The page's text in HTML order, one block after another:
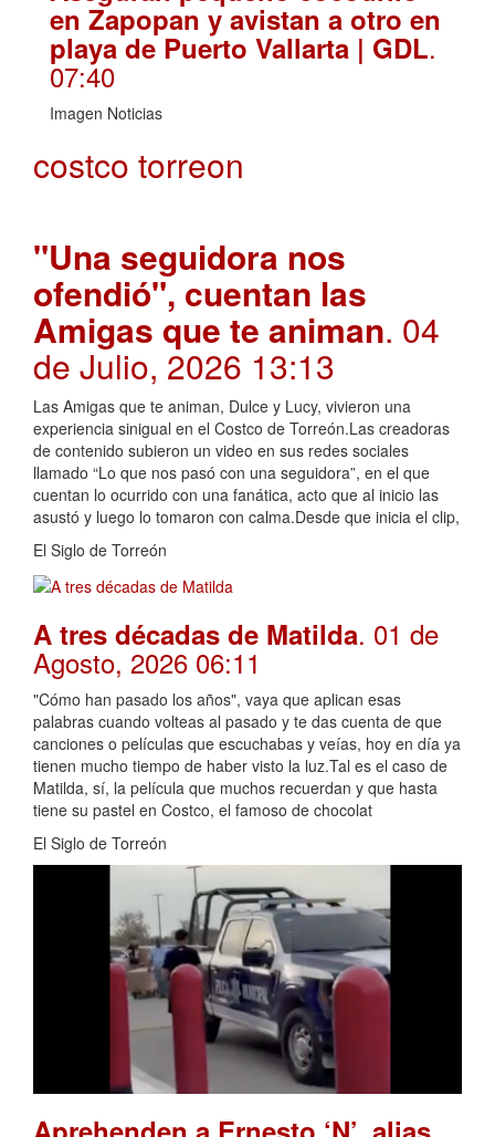
en Zapopan y avistan a otro en
playa de Puerto Vallarta | GDL.
07:40
Imagen Noticias
costco torreon
"Una seguidora nos
ofendió", cuentan las
Amigas que te animan. 04
de Julio, 2026 13:13
Las Amigas que te animan, Dulce y Lucy, vivieron una
experiencia sinigual en el Costco de Torreón.Las creadoras
de contenido subieron un video en sus redes sociales
llamado “Lo que nos pasó con una seguidora”, en el que
cuentan lo ocurrido con una fanática, acto que al inicio las
asustó y luego lo tomaron con calma.Desde que inicia el clip,
El Siglo de Torreón
A tres décadas de Matilda. 01 de
Agosto, 2026 06:11
"Cómo han pasado los años", vaya que aplican esas
palabras cuando volteas al pasado y te das cuenta de que
canciones o películas que escuchabas y veías, hoy en día ya
tienen mucho tiempo de haber visto la luz.Tal es el caso de
Matilda, sí, la película que muchos recuerdan y que hasta
tiene su pastel en Costco, el famoso de chocolat
El Siglo de Torreón